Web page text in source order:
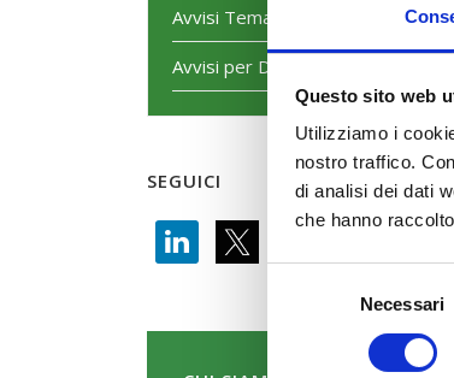
Questo sito web
Utilizziamo i
nostro traffico.
di analisi dei dati
che hanno
consenso
Necessari
Avvisi Tematici
Avvisi per Dirigenti
SEGUICI